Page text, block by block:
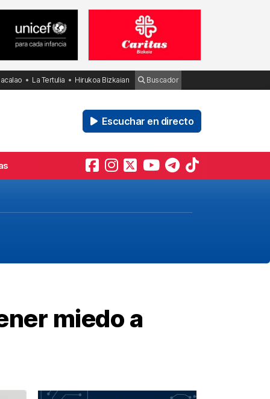
La Tertulia Hirukoa Bizkaian Buscador
Escuchar en directo
miedo a